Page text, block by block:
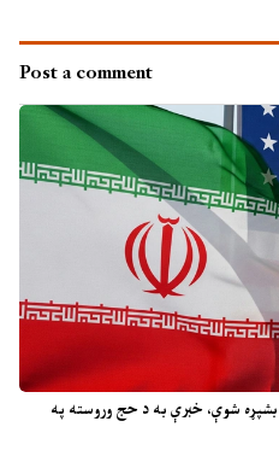
شوې، خبرې به د حج وروسته په
Post a comment